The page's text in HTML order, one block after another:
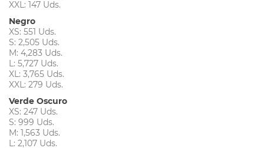
XXL: 147 Uds.
Negro
XS: 551 Uds.
S: 2,505 Uds.
M: 4,283 Uds.
L: 5,727 Uds.
XL: 3,765 Uds.
XXL: 279 Uds.
Verde Oscuro
XS: 247 Uds.
S: 999 Uds.
M: 1,563 Uds.
L: 2,107 Uds.